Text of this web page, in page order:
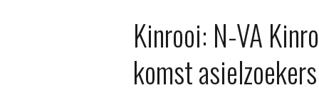
Kinrooi: N-VA
komst